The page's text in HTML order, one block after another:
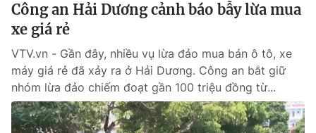
Góc doanh nghiệp
Truyền hình
Phim VTV
Hậu trường
Nhân vật
Khán giả
Giải trí
Điện ảnh
Âm nhạc
Đời sống
Du lịch
Công an Hải Dương cảnh báo bẫy lừa mua
xe giá rẻ
VTV.vn - Gần đây, nhiều vụ lừa đảo mua bán ô tô, xe
máy giá rẻ đã xảy ra ở Hải Dương. Công an bắt giữ
nhóm lừa đảo chiếm đoạt gần 100 triệu đồng từ...